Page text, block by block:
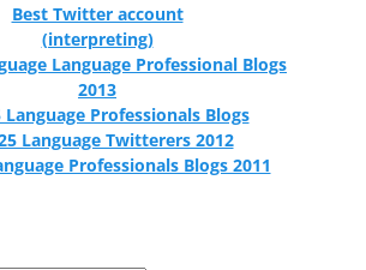
Best Twitter account
(interpreting)
Language Professional Blogs
2013
Language Professionals Blogs
Language Twitterers 2012
Professionals Blogs 2011